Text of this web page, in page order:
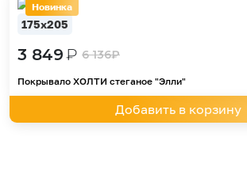
Новинка
175х205
3 849₽ 6 136₽
Покрывало ХОЛТИ стеганое "Элли"
Добавить в корзину